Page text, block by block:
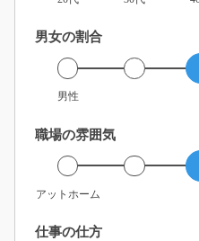
男女の割合
男性
職場の雰囲気
アットホーム
仕事の仕方